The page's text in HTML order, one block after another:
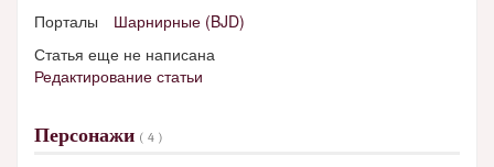
Порталы
Шарнирные (BJD)
Статья еще не написана
Редактирование статьи
Персонажи ( 4 )